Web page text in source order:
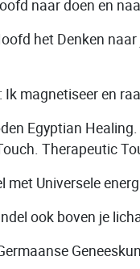
naar doen en
het Denken
Ik magnetiseer en
Egyptian
Therapeutic
met Universele
ook boven je